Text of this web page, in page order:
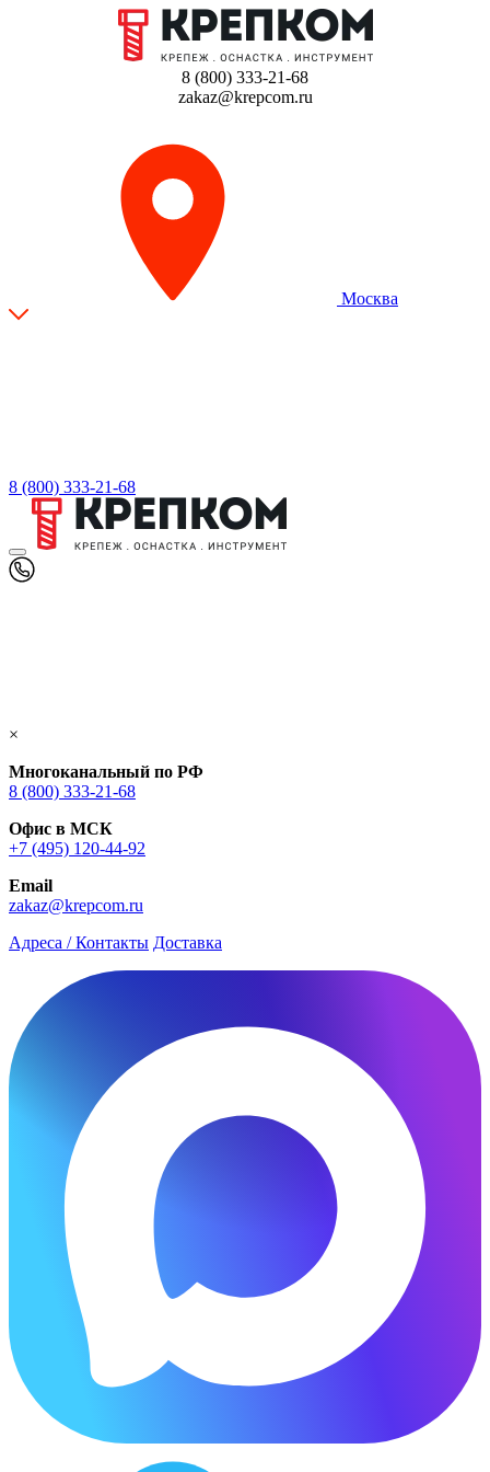
8 (800) 333-21-68
zakaz@krepcom.ru
Москва
8 (800) 333-21-68
×
Многоканальный по РФ
8 (800) 333‑21-68
Офис в МСК
+7 (495) 120-44-92
Email
zakaz@krepcom.ru
Адреса / Контакты Доставка